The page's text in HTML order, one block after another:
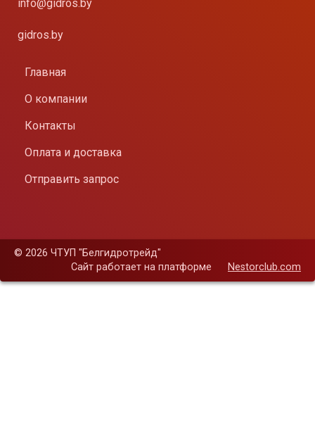
info@gidros.by
gidros.by
Главная
О компании
Контакты
Оплата и доставка
Отправить запрос
© 2026 ЧТУП "Белгидротрейд"
Сайт работает на платформе
Nestorclub.com